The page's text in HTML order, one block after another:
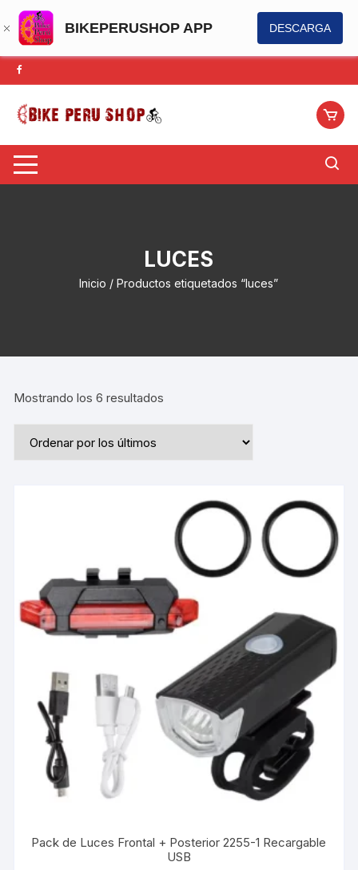
BIKEPERUSHOP APP DESCARGA
Saltar
al
contenido
LUCES
Inicio / Productos etiquetados “luces”
Mostrando los 6 resultados
Pack de Luces Frontal + Posterior 2255-1 Recargable
USB